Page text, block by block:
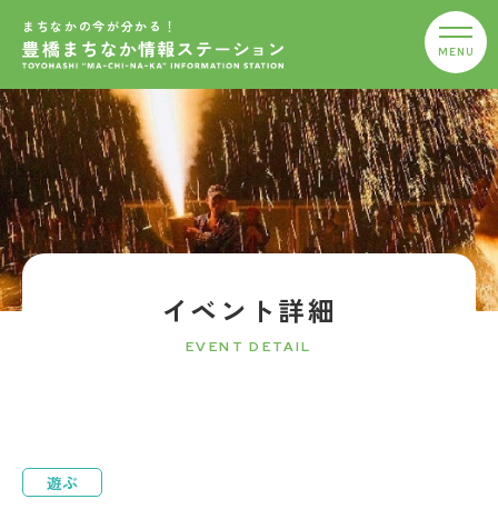
まちなかの今が分かる！
イベント詳細
EVENT DETAIL
遊ぶ